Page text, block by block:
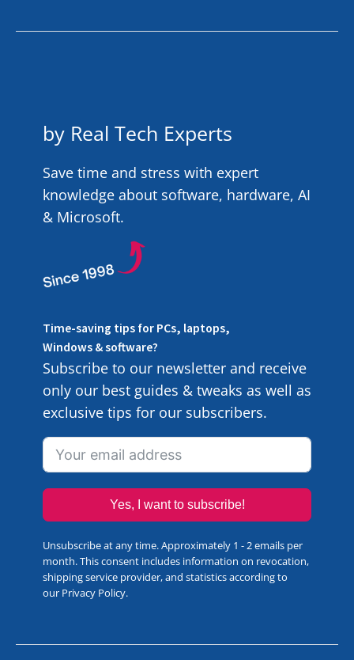
by Real Tech Experts
Save time and stress with expert
knowledge about software, hardware, AI
& Microsoft.
Time-saving tips for PCs, laptops,
Windows & software?
Subscribe to our newsletter and receive
only our best guides & tweaks as well as
exclusive tips for our subscribers.
Yes, I want to subscribe!
Unsubscribe at any time. Approximately 1 - 2 emails per
month. This consent includes information on revocation,
shipping service provider, and statistics according to
our Privacy Policy.